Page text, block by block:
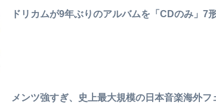
ドリカムが9年ぶりのアルバムを「CDのみ」7
メンツ強すぎ、史上最大規模の日本音楽海外フ